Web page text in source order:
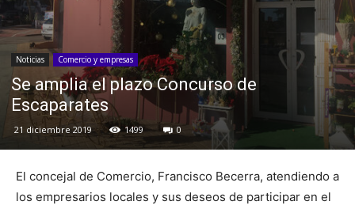
Noticias Comercio y empresas
Se amplia el plazo Concurso de
Escaparates
21 diciembre 2019 1499 0
El concejal de Comercio, Francisco Becerra, atendiendo a
los empresarios locales y sus deseos de participar en el